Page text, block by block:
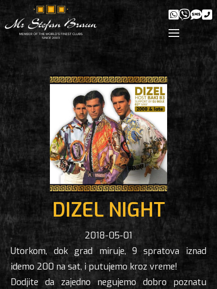
DIZEL NIGHT
2018-05-01
Utorkom, dok grad miruje, 9 spratova iznad
idemo 200 na sat, i putujemo kroz vreme!
Dodjite da zajedno negujemo dobro poznatu